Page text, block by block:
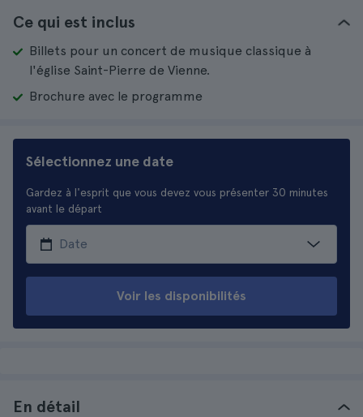
Ce qui est inclus
Billets pour un concert de musique classique à
l'église Saint-Pierre de Vienne.
Brochure avec le programme
Sélectionnez une date
Gardez à l'esprit que vous devez vous présenter 30 minutes
avant le départ
Voir les disponibilités
En détail